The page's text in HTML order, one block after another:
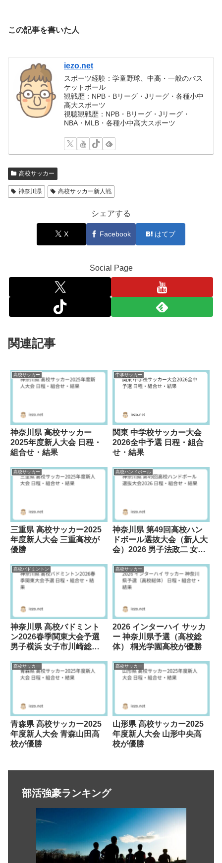
この記事を書いた人
iezo.net
スポーツ経験：学童野球、中高・一般のバス
ケットボール
観戦歴：NPB・Bリーグ・Jリーグ・各種小中
高大スポーツ
視聴観戦歴：NPB・Bリーグ・Jリーグ・
NBA・MLB・各種小中高大スポーツ
高校サッカー
神奈川県 高校サッカー新人戦
シェアする
X Facebook はてブ
Social Page
関連記事
高校サッカー
神奈川県 高校サッカー
2025年度新人大会 日程・
組合せ・結果
中学サッカー
関東 中学校サッカー大会
2026全中予選 日程・組合
せ・結果
高校サッカー
三重県 高校サッカー2025
年度新人大会 三重高校が
優勝
高校ハンドボール
神奈川県 第49回高校ハン
ドボール選抜大会（新人大
会）2026 男子法政二 女子
高校バドミントン
神奈川県 高校バドミント
ン2026春季関東大会予選
男子横浜 女子市川崎総合
高校サッカー
2026 インターハイ サッカ
ー 神奈川県予選（高校総
体） 桐光学園高校が優勝
高校サッカー
青森県 高校サッカー2025
年度新人大会 青森山田高
校が優勝
高校サッカー
山形県 高校サッカー2025
年度新人大会 山形中央高
校が優勝
部活強豪ランキング